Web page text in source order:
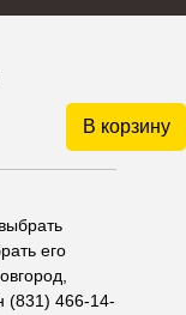
В корзину
его
(831) 466-14-